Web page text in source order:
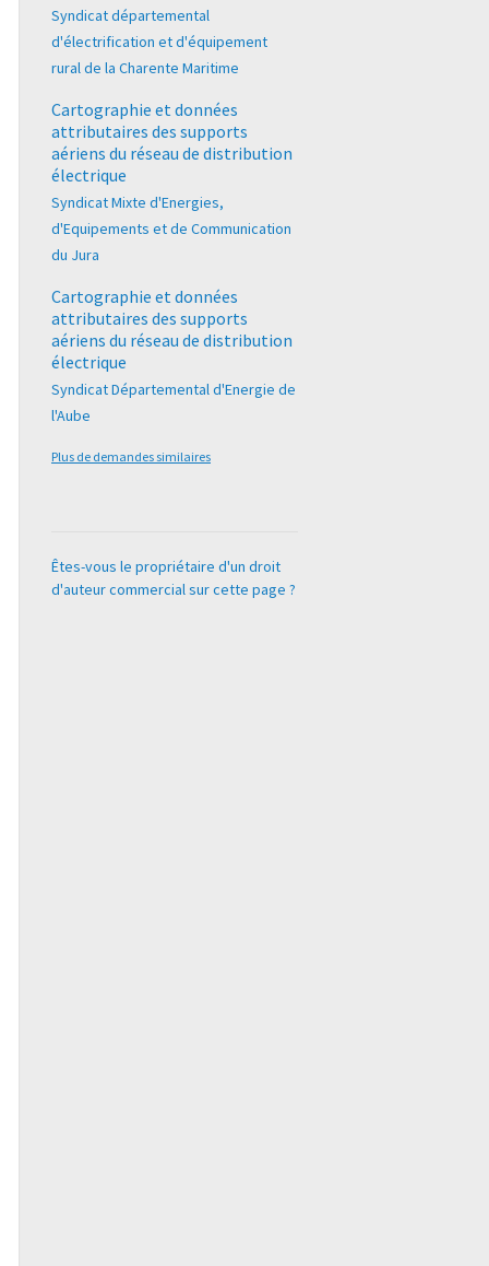
Syndicat départemental
d'électrification et d'équipement
rural de la Charente Maritime
Cartographie et données
attributaires des supports
aériens du réseau de distribution
électrique
Syndicat Mixte d'Energies,
d'Equipements et de Communication
du Jura
Cartographie et données
attributaires des supports
aériens du réseau de distribution
électrique
Syndicat Départemental d'Energie de
l'Aube
Plus de demandes similaires
Êtes-vous le propriétaire d'un droit
d'auteur commercial sur cette page ?